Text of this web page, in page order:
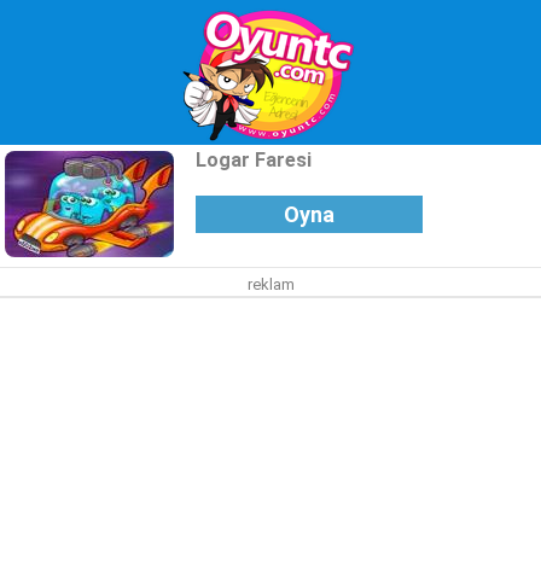
Logar Faresi
Oyna
reklam